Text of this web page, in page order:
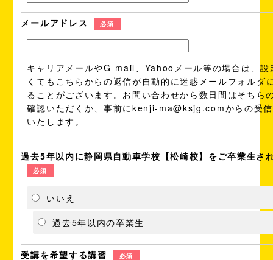
メールアドレス 必須
キャリアメールやG-mail、Yahooメール等の場合は、設
くてもこちらからの返信が自動的に迷惑メールフォルダ
ることがございます。お問い合わせから数日間はそちら
確認いただくか、事前にkenji-ma@ksjg.comからの受
いたします。
過去5年以内に静岡県自動車学校【松崎校】をご卒業生さ
必須
いいえ
過去5年以内の卒業生
受講を希望する講習 必須